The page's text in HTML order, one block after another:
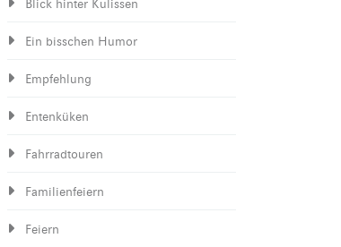
Blick hinter Kulissen
Ein bisschen Humor
Empfehlung
Entenküken
Fahrradtouren
Familienfeiern
Feiern